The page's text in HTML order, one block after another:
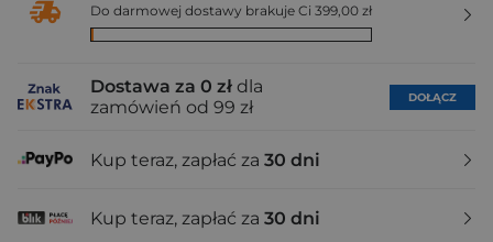
Do darmowej dostawy brakuje Ci 399,00 zł
Dostawa za 0 zł dla
zamówień od 99 zł
DOŁĄCZ
Kup teraz, zapłać za 30 dni
Kup teraz, zapłać za 30 dni